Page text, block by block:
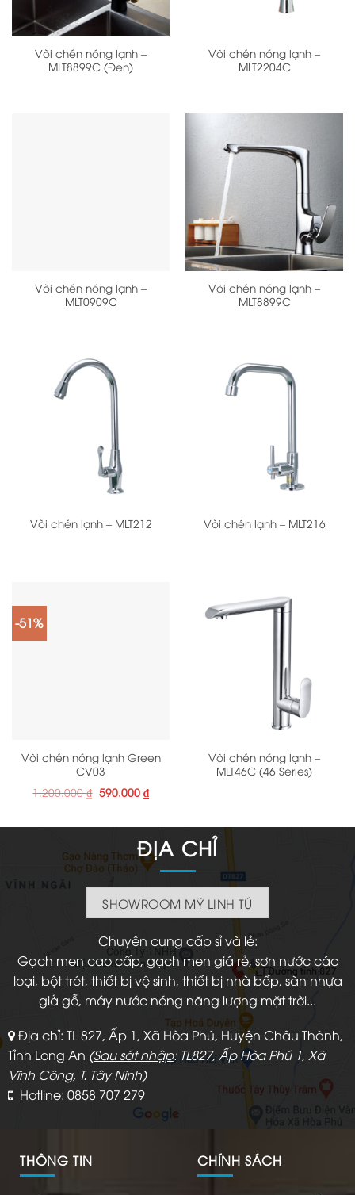
Vòi chén nóng lạnh –
MLT8899C (Đen)
Vòi chén nóng lạnh –
MLT2204C
Vòi chén nóng lạnh –
MLT0909C
Vòi chén nóng lạnh –
MLT8899C
Vòi chén lạnh – MLT212 Vòi chén lạnh – MLT216
-51%
Vòi chén nóng lạnh Green
CV03
1.200.000₫ Giá
gốc
590.000 ₫Giá
hiện
590.000 ₫.
Vòi chén nóng lạnh –
MLT46C (46 Series)
ĐỊA CHỈ
SHOWROOM MỸ LINH TÚ
Chuyên cung cấp sỉ và lẻ:
Gạch men cao cấp, gạch men giá rẻ, sơn nước các
loại, bột trét, thiết bị vệ sinh, thiết bị nhà bếp, sàn nhựa
giả gỗ, máy nước nóng năng lượng mặt trời...
Địa chỉ: TL 827, Ấp 1, Xã Hòa Phú, Huyện Châu Thành,
Tỉnh Long An (Sau sát nhập: TL827, Ấp Hòa Phú 1, Xã
Vĩnh Công, T. Tây Ninh)
Hotline: 0858 707 279
THÔNG TIN CHÍNH SÁCH